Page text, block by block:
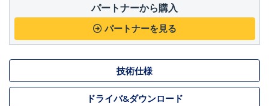
パートナーから購入
パートナーを見る
技術仕様
ドライバ&ダウンロード